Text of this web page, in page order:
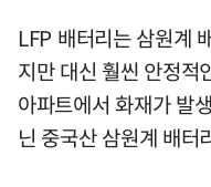
LFP 배터리는 삼원계
지만 대신 훨씬 안정적
아파트에서 화재가 발
닌 중국산 삼원계 배터